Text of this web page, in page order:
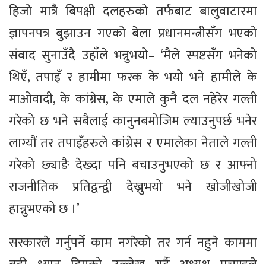
हिजो मात्रै बिपक्षी दलहरुको तर्फबाट बालुवाटारमा
ज्ञापनपत्र बुझाउन गएको बेला प्रधानमन्त्रीसँग भएको
संवाद सुनाउँदै उहाँले भन्नुभयो– ‘मैले स्पष्टसँग भनेको
थिएँ, तपाइँ र हामीमा फरक के भयो भने हामीले के
माओवादी, के कांग्रेस, के एमाले कुनै दल नहेरेर गल्ती
गरेको छ भने सबैलाई कानुनबमोजिम ल्याउनुपर्छ भनेर
लाग्यौं तर तपाइँहरुले कांग्रेस र एमालेका नेताले गल्ती
गरेको छ्याङै देख्दा पनि बचाउनुभएको छ र आफ्नो
राजनीतिक प्रतिद्वन्द्वी देख्नुभयो भने खोजीखोजी
हान्नुभएको छ ।’
सरकारले गर्नुपर्ने काम नगरेको तर गर्न नहुने काममा